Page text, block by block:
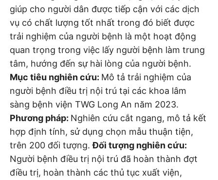
giúp cho người dân được tiếp cận với các dịch
vụ có chất lượng tốt nhất trong đó biết được
trải nghiệm của người bệnh là một hoạt động
quan trọng trong việc lấy người bệnh làm trung
tâm, hướng đến sự hài lòng của người bệnh.
Mục tiêu nghiên cứu: Mô tả trải nghiệm của
người bệnh điều trị nội trú tại các khoa lâm
sàng bệnh viện TWG Long An năm 2023.
Phương pháp: Nghiên cứu cắt ngang, mô tả kết
hợp định tính, sử dụng chọn mẫu thuận tiện,
trên 200 đối tượng.Đối tượng nghiên cứu:
Người bệnh điều trị nội trú đã hoàn thành đợt
điều trị, hoàn thành các thủ tục xuất viện,